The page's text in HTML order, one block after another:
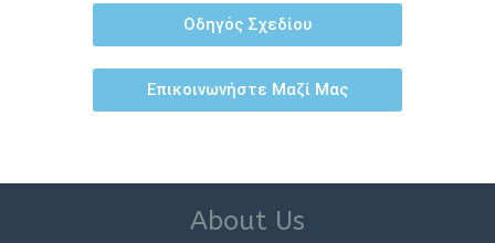
Οδηγός Σχεδίου
Επικοινωνήστε Μαζί Μας
About Us